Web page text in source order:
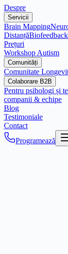
Despre
Servicii
Brain Mapping
DistanțăBiofeedback
Prețuri
Workshop Autism
Comunități
Comunitate
Colaborare B2B
Pentru psihologi și
companii & echipe
Blog
Testimoniale
Contact
Programează